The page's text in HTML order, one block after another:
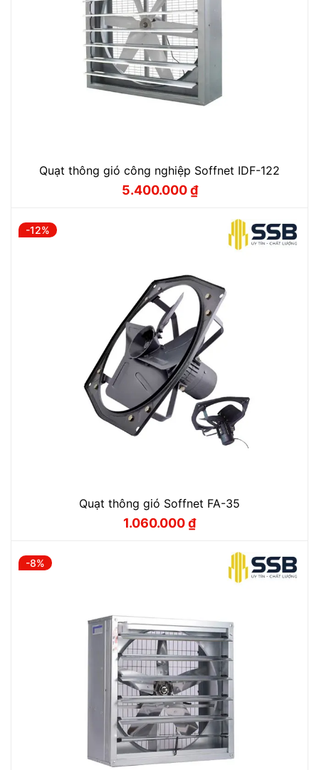
Quạt thông gió công nghiệp Soffnet IDF-122
Giá
5.400.000₫
Giá
-12%
Quạt thông gió Soffnet FA-35
Giá
1.060.000₫
Giá
-8%